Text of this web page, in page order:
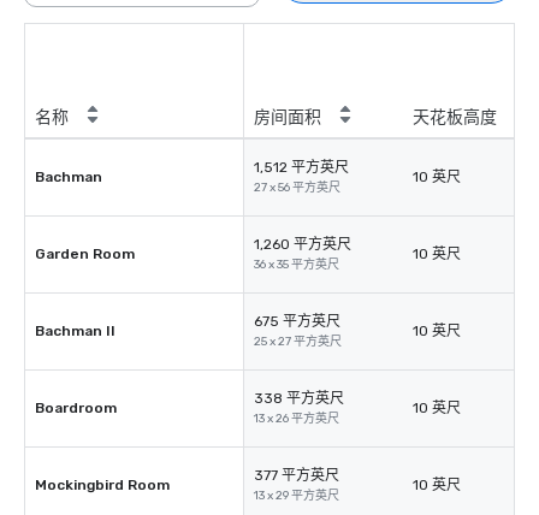
名称 房间面积 天花板高度
Bachman
1,512 平方英尺
27 x 56 平方英尺
10 英尺
Garden Room
1,260 平方英尺
36 x 35 平方英尺
10 英尺
Bachman II
675 平方英尺
25 x 27 平方英尺
10 英尺
Boardroom
338 平方英尺
13 x 26 平方英尺
10 英尺
Mockingbird Room
377 平方英尺
13 x 29 平方英尺
10 英尺